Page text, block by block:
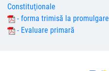
Constituţionale
- forma trimisă la promulgare
- Evaluare primară